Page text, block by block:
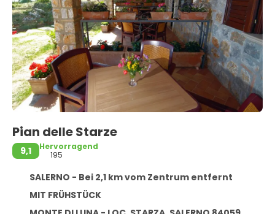
Pian delle Starze
9,1
Hervorragend
195
SALERNO - Bei 2,1 km vom Zentrum entfernt
MIT FRÜHSTÜCK